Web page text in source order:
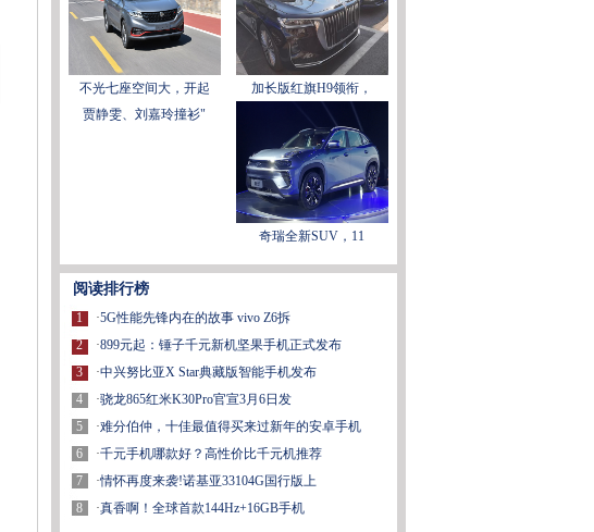
不光七座空间大，开起
加长版红旗H9领衔，
贾静雯、刘嘉玲撞衫"
奇瑞全新SUV，11
阅读排行榜
1
2
3
4
5
6
7
8
·5G性能先锋内在的故事 vivo Z6拆
·899元起：锤子千元新机坚果手机正式发布
·中兴努比亚X Star典藏版智能手机发布
·骁龙865红米K30Pro官宣3月6日发
·难分伯仲，十佳最值得买来过新年的安卓手机
·千元手机哪款好？高性价比千元机推荐
·情怀再度来袭!诺基亚33104G国行版上
·真香啊！全球首款144Hz+16GB手机